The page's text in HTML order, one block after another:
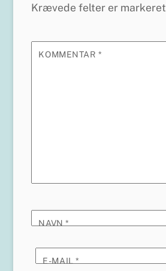
Krævede felter er
KOMMENTAR*
NAVN*
E-MAIL*